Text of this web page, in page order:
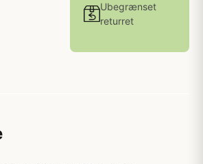
Ubegrænset
returret